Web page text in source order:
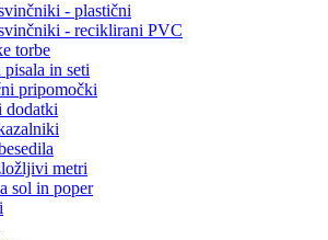
- plastični
- reciklirani PVC
torbe
in seti
pripomočki
dodatki
metri
sol in poper